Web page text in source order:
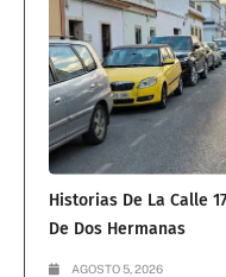
Historias De La Calle
De Dos Hermanas
AGOSTO 5, 2026